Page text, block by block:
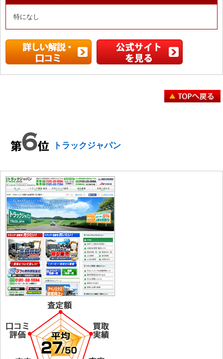
特になし
トラックジャパン